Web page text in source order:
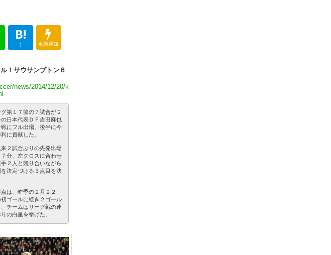
B!
1 更新通知
！サウサンプトン６
news/2014/12/20/k
第１７節の７試合が２
日本代表ＤＦ吉田麻也
戦にフル出場。後半に今
に貢献した。
２試合ぶりの先発出場
分、左クロスに合わせ
２人と競り合いながら
決定づける３点目を決
は、昨季の２月２２
ゴールに続き２ゴール
チームはリーグ戦の連
の白星を挙げた。